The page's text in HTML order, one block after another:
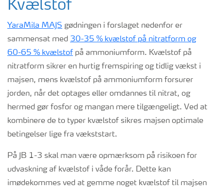
Kvælstof
YaraMila MAJS gødningen i forslaget nedenfor er
sammensat med 30-35 % kvælstof på nitratform og
60-65 % kvælstof på ammoniumform. Kvælstof på
nitratform sikrer en hurtig fremspiring og tidlig vækst i
majsen, mens kvælstof på ammoniumform forsurer
jorden, når det optages eller omdannes til nitrat, og
hermed gør fosfor og mangan mere tilgængeligt. Ved at
kombinere de to typer kvælstof sikres majsen optimale
betingelser lige fra vækststart.
På JB 1-3 skal man være opmærksom på risikoen for
udvaskning af kvælstof i våde forår. Dette kan
imødekommes ved at gemme noget kvælstof til majsen